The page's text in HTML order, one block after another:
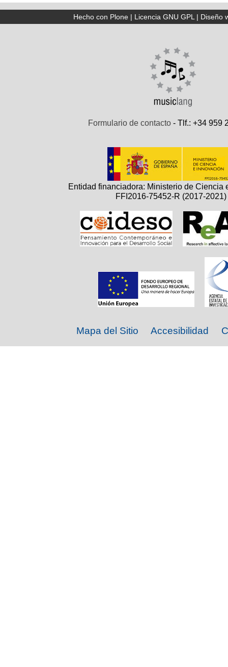
Hecho con Plone| Licencia GNU GPL| Diseño
Formulario de contacto - Tlf.: +34 959
Entidad financiadora: Ministerio de Ciencia
FFI2016-75452-R (2017-2021)
Mapa del Sitio Accesibilidad